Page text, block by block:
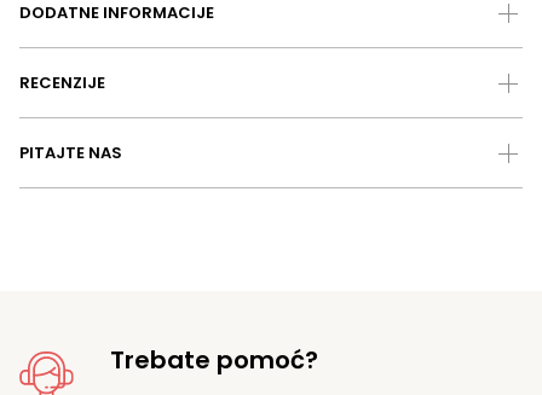
DODATNE INFORMACIJE
RECENZIJE
PITAJTE NAS
Trebate pomoć?